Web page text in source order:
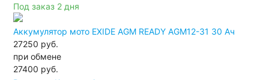
Под заказ 2 дня
Аккумулятор мото EXIDE AGM READY AGM12-31 30 Ач
27250 руб.
при обмене
27400 руб.